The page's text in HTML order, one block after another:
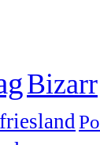
Bizarr